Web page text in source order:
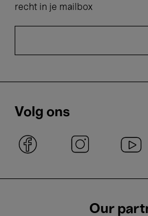
recht in je mailbox
Volg ons
Our